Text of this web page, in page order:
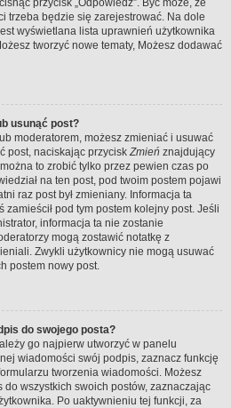
przycisk „Odpowiedz”. Być może, że
trzeba będzie się zarejestrować. Na dole
wyświetlana lista uprawnień użytkownika
tworzyć nowe tematy, Możesz dodawać
usunąć post?
moderatorem, możesz zmieniać i usuwać
post, naciskając przyciskZmień znajdujący
to zrobić tylko przez pewien czas po
na ten post, pod twoim postem pojawi
raz post był zmieniany. Informacja ta
zamieścił pod tym postem kolejny post. Jeśli
informacja ta nie zostanie
mogą zostawić notatkę z
Zwykli użytkownicy nie mogą usuwać
postem nowy post.
do swojego posta?
go najpierw utworzyć w panelu
wiadomości swój podpis, zaznacz funkcję
tworzenia wiadomości. Możesz
wszystkich swoich postów, zaznaczając
Po uaktywnieniu tej funkcji, za